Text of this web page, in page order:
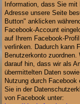
Information, dass Sie mit
Adresse unsere Seite
Button" anklicken
Facebook-Account
auf Ihrem Facebook-Profil
verlinken. Dadurch kann
Benutzerkonto zuordnen.
darauf hin, dass wir als
übermittelten Daten
Nutzung durch
Sie in der
von Facebook unter: